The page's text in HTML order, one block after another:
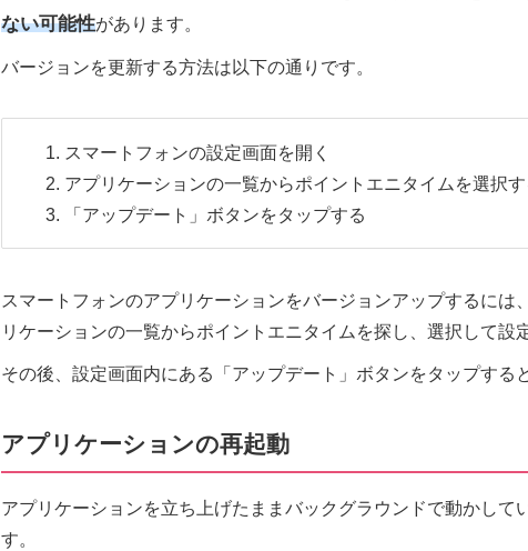
ない可能性があります。
バージョンを更新する方法は以下の通りです。
スマートフォンの設定画面を開く
アプリケーションの一覧からポイントエニタイムを選択す
「アップデート」ボタンをタップする
スマートフォンのアプリケーションをバージョンアップするには
リケーションの一覧からポイントエニタイムを探し、選択して設
その後、設定画面内にある「アップデート」ボタンをタップする
アプリケーションの再起動
アプリケーションを立ち上げたままバックグラウンドで動かして
す。